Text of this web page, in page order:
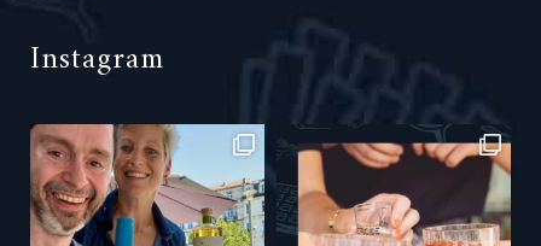
Instagram